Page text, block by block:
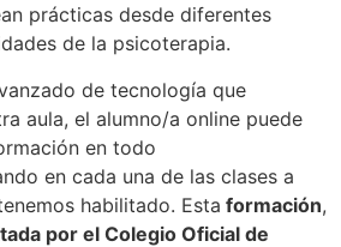
prácticas desde diferentes
de la psicoterapia.
de tecnología que
aula, el alumno/a online puede
en todo
en cada una de las clases a
habilitado. Esta formación,
por el Colegio Oficial de